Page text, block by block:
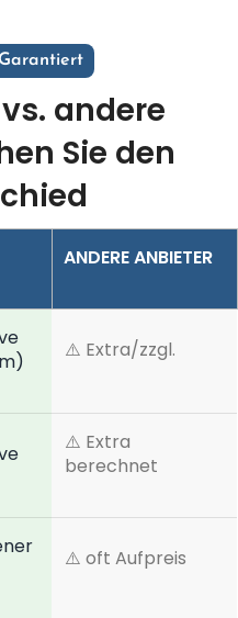
andere
Sie den
ANDERE ANBIETER
⚠️ Extra/zzgl.
⚠️ Extra
berechnet
⚠️ oft Aufpreis